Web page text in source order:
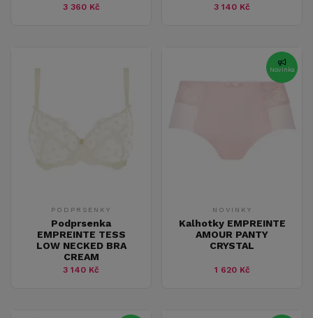
3 360 Kč 3 140 Kč
PODPRSENKY
Podprsenka
EMPREINTE TESS
LOW NECKED BRA
CREAM
3 140 Kč
Novinka
NOVINKY
Kalhotky EMPREINTE
AMOUR PANTY
CRYSTAL
1 620 Kč